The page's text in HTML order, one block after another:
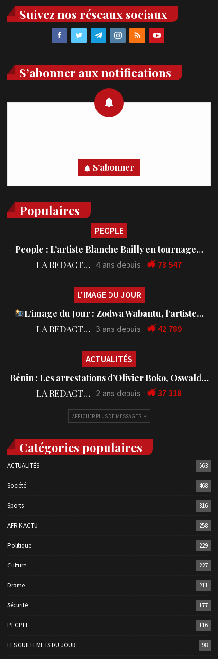
Suivez nos réseaux sociaux
S’abonner aux notifications
S'abonner
Populaires
PEOPLE
People : L’artiste Blanche Bailly en tournage…
LA REDACTION 4 ans depuis 78 547
L'IMAGE DU JOUR
L’image du Jour : Zodwa Wabantu, l’artiste…
LA REDACTION 3 ans depuis 42 789
ACTUALITÉS
Bénin : Les arrestations d’Olivier Boko, Oswald…
LA REDACTION 2 ans depuis 37 318
AFFICHER PLUS DE MESSAGES
Catégories populaires
ACTUALITÉS 563
Société 468
Sports 316
AFRIK'ACTU 258
Politique 229
Culture 227
Drame 211
Sécurité 177
PEOPLE 116
LES GUILLEMETS DU JOUR 98